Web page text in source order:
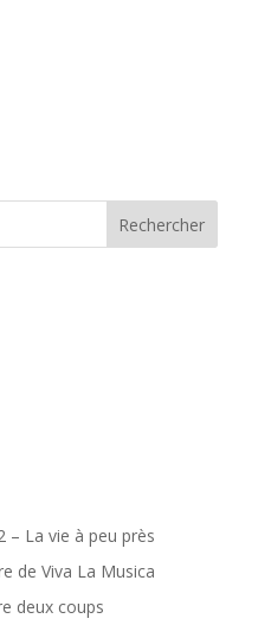
– La vie à peu près
de Viva La Musica
deux coups